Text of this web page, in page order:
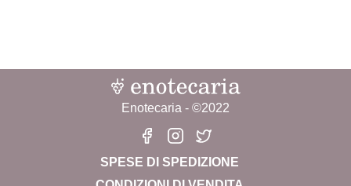
Enotecaria - ©2022
SPESE DI SPEDIZIONE